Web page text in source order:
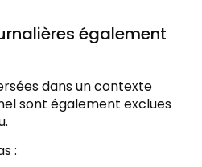
également
dans un contexte
sont également exclues
: